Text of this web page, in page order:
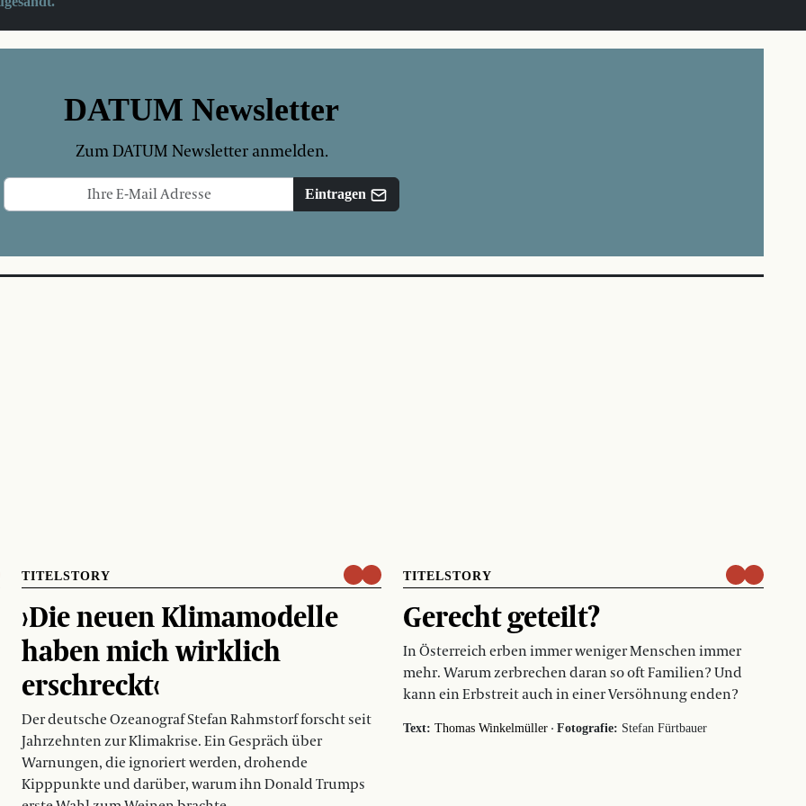
DATUM Newsletter
Zum DATUM Newsletter anmelden.
Eintragen
TITELSTORY
›Die neuen Klimamodelle
haben mich wirklich
erschreckt‹
Der deutsche Ozeanograf Stefan Rahmstorf forscht seit
Jahrzehnten zur Klimakrise. Ein Gespräch über
Warnungen, die ignoriert werden, drohende
Kipppunkte und darüber, warum ihn Donald Trumps
TITELSTORY
Gerecht geteilt?
In Österreich erben immer weniger Menschen immer
mehr. Warum zerbrechen daran so oft Familien? Und
kann ein Erbstreit auch in einer Versöhnung enden?
Text: Thomas Winkelmüller ·Fotografie: Stefan Fürtbauer